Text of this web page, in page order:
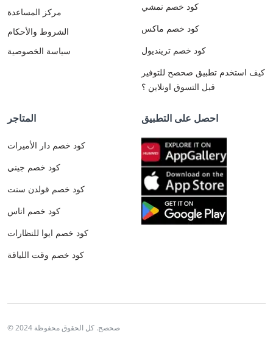
مركز المساعدة
الشروط والأحكام
سياسة الخصوصية
كود خصم نمشي
كود خصم ماكس
كود خصم ترينديول
كيف استخدم تطبيق صحصح للتوفير
قبل التسوق اونلاين ؟
المتاجر
كود خصم دار الأميرات
كود خصم جيني
كود خصم قولدن سنت
كود خصم اناس
كود خصم ايوا للنظارات
كود خصم وقت اللياقة
احصل على التطبيق
© 2024 صحصح. كل الحقوق محفوظة